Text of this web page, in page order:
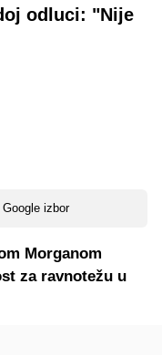
odluci: "Nije
izbor
Morganom
za ravnotežu u